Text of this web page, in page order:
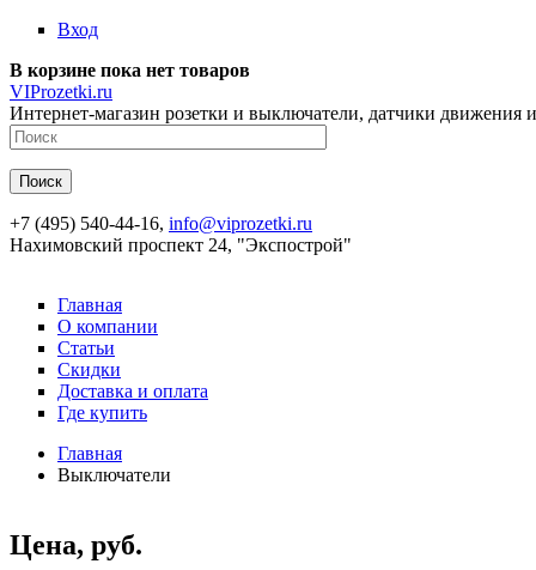
Перейти к основному содержанию
Вход
В корзине пока нет товаров
VIProzetki.ru
Интернет-магазин розетки и выключатели, датчики движения
+7 (495) 540-44-16, info@viprozetki.ru
Нахимовский проспект 24, "Экспострой"
Главная
О компании
Статьи
Скидки
Доставка и оплата
Где купить
Главная
Выключатели
Цена, руб.